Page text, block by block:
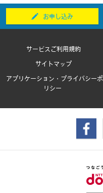
お申し込み
サービスご利用規約
サイトマップ
アプリケーション・プライバシーポ
リシー